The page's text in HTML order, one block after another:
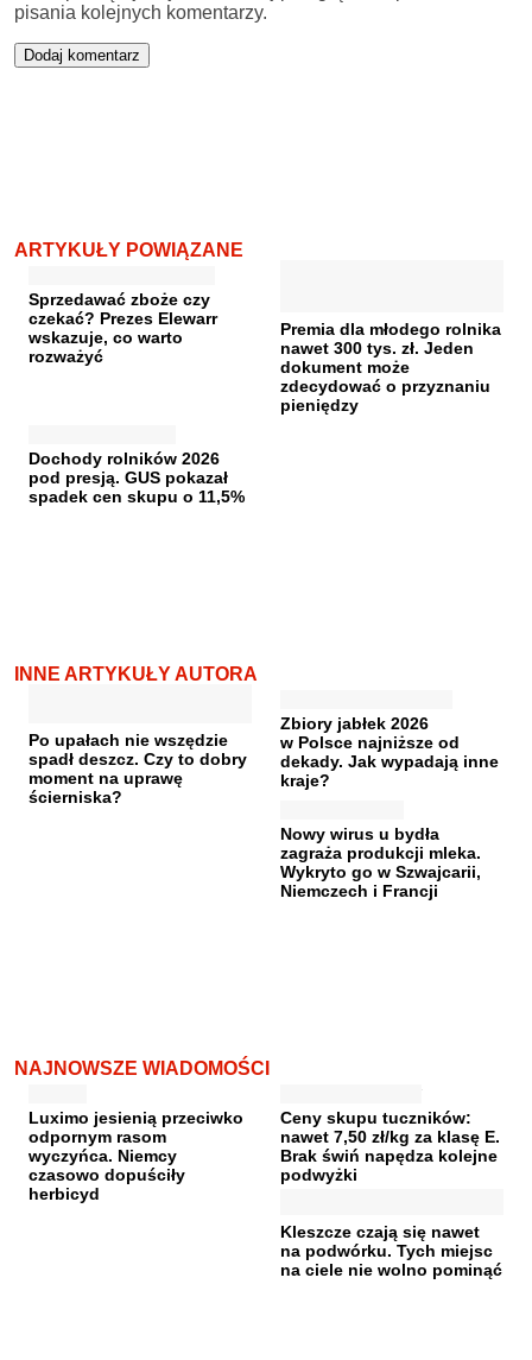
pisania kolejnych komentarzy.
ARTYKUŁY POWIĄZANE
Sprzedawać zboże czy
czekać? Prezes Elewarr
wskazuje, co warto
rozważyć
Premia dla młodego rolnika
nawet 300 tys. zł. Jeden
dokument może
zdecydować o przyznaniu
pieniędzy
Dochody rolników 2026
pod presją. GUS pokazał
spadek cen skupu o 11,5%
INNE ARTYKUŁY AUTORA
Po upałach nie wszędzie
spadł deszcz. Czy to dobry
moment na uprawę
ścierniska?
Zbiory jabłek 2026
w Polsce najniższe od
dekady. Jak wypadają inne
kraje?
Nowy wirus u bydła
zagraża produkcji mleka.
Wykryto go w Szwajcarii,
Niemczech i Francji
NAJNOWSZE WIADOMOŚCI
Luximo jesienią przeciwko
odpornym rasom
wyczyńca. Niemcy
czasowo dopuściły
herbicyd
Ceny skupu tuczników:
nawet 7,50 zł/kg za klasę E.
Brak świń napędza kolejne
podwyżki
Kleszcze czają się nawet
na podwórku. Tych miejsc
na ciele nie wolno pominąć